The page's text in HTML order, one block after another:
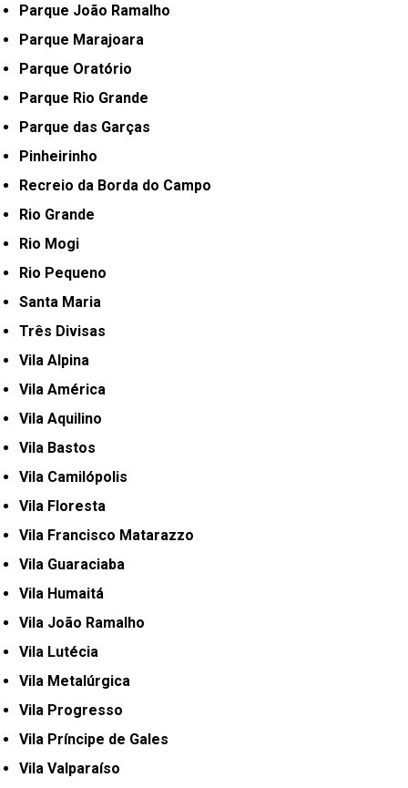
Parque João Ramalho
Parque Marajoara
Parque Oratório
Parque Rio Grande
Parque das Garças
Pinheirinho
Recreio da Borda do Campo
Rio Grande
Rio Mogi
Rio Pequeno
Santa Maria
Três Divisas
Vila Alpina
Vila América
Vila Aquilino
Vila Bastos
Vila Camilópolis
Vila Floresta
Vila Francisco Matarazzo
Vila Guaraciaba
Vila Humaitá
Vila João Ramalho
Vila Lutécia
Vila Metalúrgica
Vila Progresso
Vila Príncipe de Gales
Vila Valparaíso